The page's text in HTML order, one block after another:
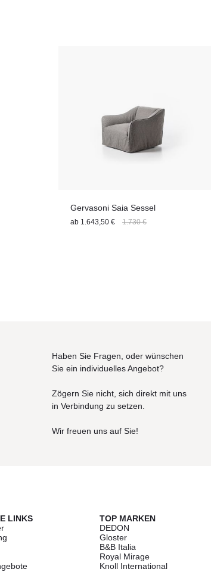
Gervasoni Saia Sessel
ab 1.643,50 € 1.730 €
Haben Sie Fragen, oder wünschen
Sie ein individuelles Angebot?
Zögern Sie nicht, sich direkt mit uns
in Verbindung zu setzen.
Wir freuen uns auf Sie!
LINKS
TOP MARKEN
DEDON
Gloster
B&B Italia
Royal Mirage
Knoll International